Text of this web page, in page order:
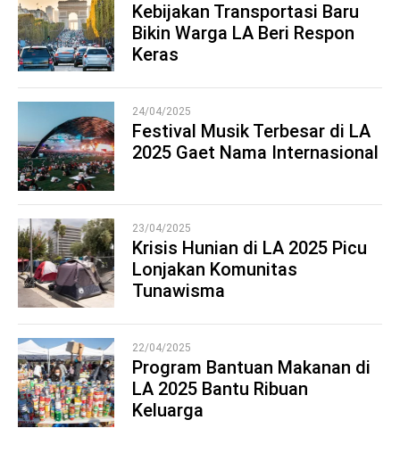
2
Kebijakan Transportasi Baru
Bikin Warga LA Beri Respon
Keras
3
24/04/2025
Festival Musik Terbesar di LA
2025 Gaet Nama Internasional
4
23/04/2025
Krisis Hunian di LA 2025 Picu
Lonjakan Komunitas
Tunawisma
5
22/04/2025
Program Bantuan Makanan di
LA 2025 Bantu Ribuan
Keluarga